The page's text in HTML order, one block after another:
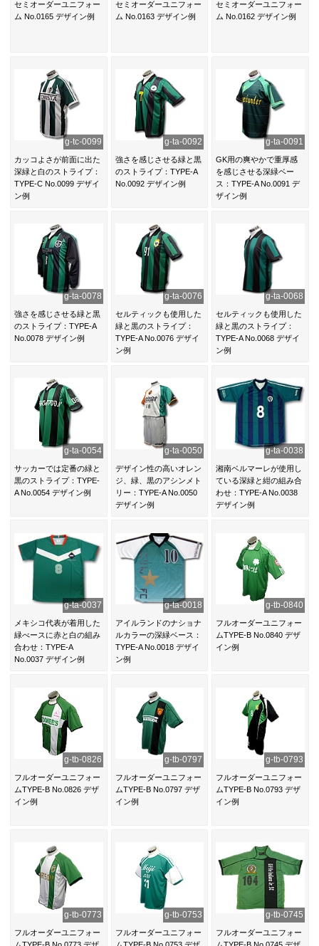
セミオーダーユニフォー
ム No.0165 デザイン例
セミオーダーユニフォー
ム No.0163 デザイン例
セミオーダーユニフォー
ム No.0162 デザイン例
g-tc-0099
カッコよさが前面に出た
深緑と白のストライプ：
TYPE-C No.0099 デザイ
ン例
g-ta-0092
強さを感じさせる緑と黒
のストライプ：TYPE-A
No.0092 デザイン例
g-ta-0091
GK用の爽やかで重厚感
を感じさせる深緑ベー
ス：TYPE-A No.0091 デ
ザイン例
g-ta-0078
強さを感じさせる緑と黒
のストライプ：TYPE-A
No.0078 デザイン例
g-ta-0076
セルティックも使用した
緑と黒のストライプ：
TYPE-A No.0076 デザイ
ン例
g-ta-0068
セルティックも使用した
緑と黒のストライプ：
TYPE-A No.0068 デザイ
ン例
g-ta-0054
サッカーでは定番の緑と
黒のストライプ：TYPE-
A No.0054 デザイン例
g-ta-0050
デザイン性の高いオレン
ジ、緑、黒のアシンメト
リー：TYPE-A No.0050
デザイン例
g-ta-0038
湘南ベルマーレが使用し
ている深緑と紺の組み合
わせ：TYPE-A No.0038
デザイン例
g-ta-0037
メキシコ代表が着用した
緑べースに赤と白の組み
合わせ：TYPE-A
No.0037 デザイン例
g-ta-0018
アイルランドのナショナ
ルカラーの深緑ベース：
TYPE-A No.0018 デザイ
ン例
g-tb-0840
フルオーダーユニフォー
ムTYPE-B No.0840 デザ
イン例
g-tb-0826
フルオーダーユニフォー
ムTYPE-B No.0826 デザ
イン例
g-tb-0797
フルオーダーユニフォー
ムTYPE-B No.0797 デザ
イン例
g-tb-0793
フルオーダーユニフォー
ムTYPE-B No.0793 デザ
イン例
g-tb-0773
フルオーダーユニフォー
ムTYPE-B No.0773 デザ
g-tb-0753
フルオーダーユニフォー
ムTYPE-B No.0753 デザ
g-tb-0745
フルオーダーユニフォー
ムTYPE-B No.0745 デザ